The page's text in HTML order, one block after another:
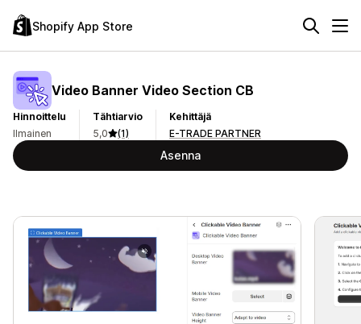
Shopify App Store
Video Banner Video Section CB
Hinnoittelu
Ilmainen
Tähtiarvio
5,0
(1)
Kehittäjä
E-TRADE PARTNER
Asenna